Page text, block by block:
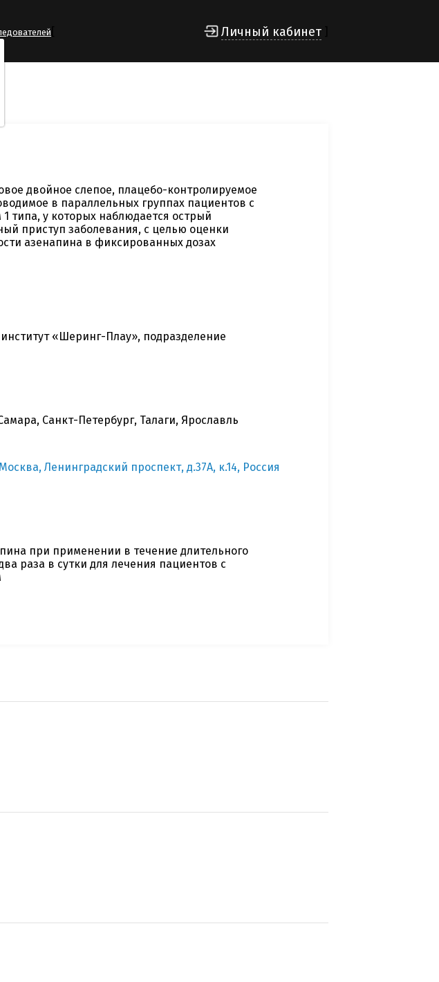
Личный кабинет
двойное слепое, плацебо-контролируемое
в параллельных группах пациентов с
типа, у которых наблюдается острый
приступ заболевания, с целью оценки
азенапина в фиксированных дозах
«Шеринг-Плау», подразделение
Санкт-Петербург, Талаги, Ярославль
Ленинградский проспект, д.37А, к.14, Россия
при применении в течение длительного
раза в сутки для лечения пациентов с